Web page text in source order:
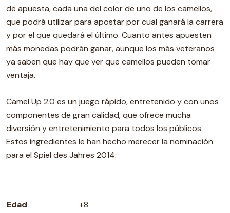
de apuesta, cada una del color de uno de los camellos,
que podrá utilizar para apostar por cual ganará la carrera
y por el que quedará el último. Cuanto antes apuesten
más monedas podrán ganar, aunque los más veteranos
ya saben que hay que ver que camellos pueden tomar
ventaja.
Camel Up 2.0 es un juego rápido, entretenido y con unos
componentes de gran calidad, que ofrece mucha
diversión y entretenimiento para todos los públicos.
Estos ingredientes le han hecho merecer la nominación
para el Spiel des Jahres 2014.
Edad
+8